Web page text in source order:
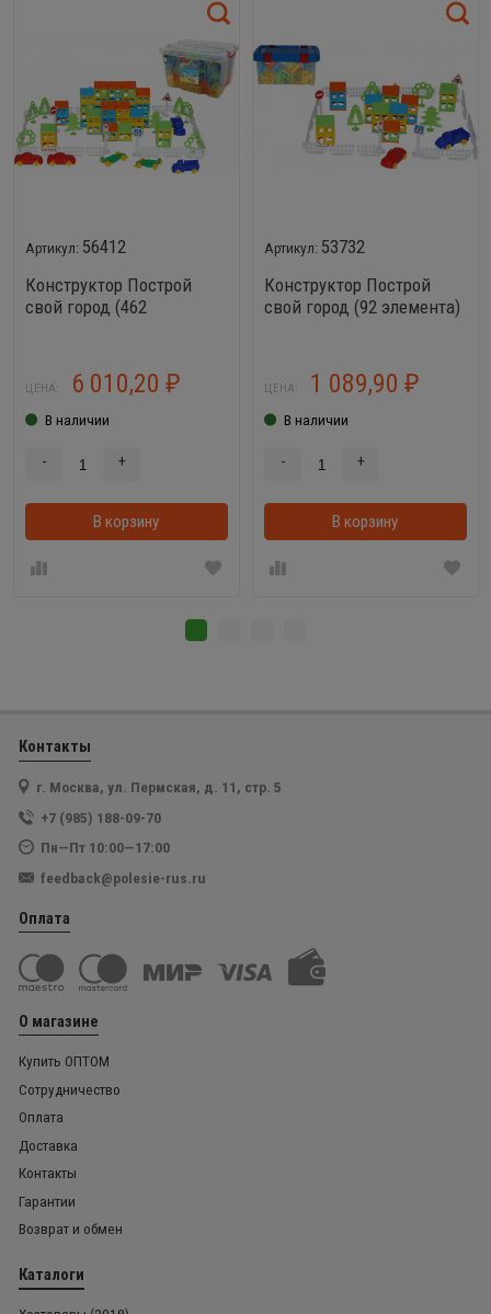
56412
Конструктор Построй
свой город (462
ЦЕНА: 6 010,20 ₽
В наличии
- +
В корзину В корзинке
53732
Конструктор Построй
свой город (92 элемента)
ЦЕНА: 1 089,90 ₽
В наличии
- +
В корзину
Контакты
г. Москва, ул. Пермская, д. 11, стр. 5
+7 (985) 188-09-70
Пн—Пт 10:00—17:00
feedback@polesie-rus.ru
Оплата
О магазине
Купить ОПТОМ
Сотрудничество
Оплата
Доставка
Контакты
Гарантии
Возврат и обмен
Каталоги